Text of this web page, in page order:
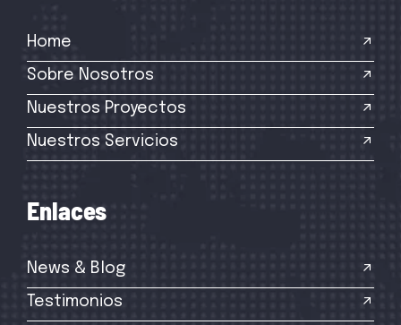
Home
Sobre Nosotros
Nuestros Proyectos
Nuestros Servicios
Enlaces
News & Blog
Testimonios